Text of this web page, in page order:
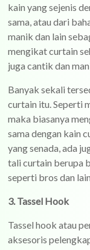
kain yang sejenis
sama, atau dari
manik dan lain
mengikat curtain
juga cantik dan
Banyak sekali
curtain itu. Seperti
maka biasanya
sama dengan kain
yang senada, ada
tali curtain berupa
seperti bros dan
3. Tassel Hook
Tassel hook atau
aksesoris